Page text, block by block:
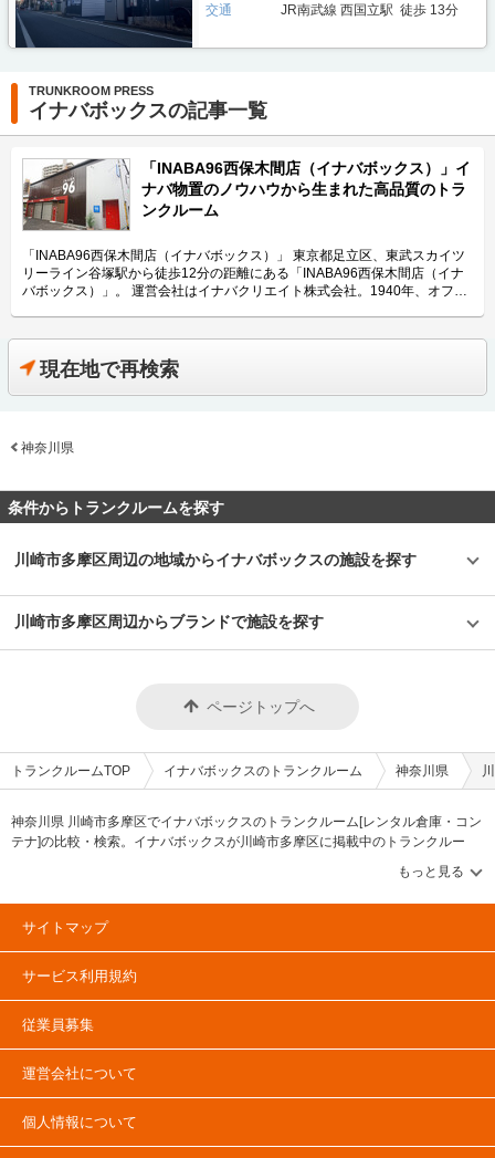
交通
JR南武線 西国立駅 徒歩 13分
TRUNKROOM PRESS
イナバボックスの記事一覧
「INABA96西保木間店（イナバボックス）」イ
ナバ物置のノウハウから生まれた高品質のトラ
ンクルーム
「INABA96西保木間店（イナバボックス）」 東京都足立区、東武スカイツ
リーライン谷塚駅から徒歩12分の距離にある「INABA96西保木間店（イナ
バボックス）」。 運営会社はイナバクリエイト株式会社。1940年、オフィ
たレンタル収納スペース「INABA96」や「イナバボックス」を運営してい
る会社です。 今回は、イナバクリエイト株式会社が運営している
「INABA96西保木間店（イナバボックス）」の特長や利用用途などをご紹
介します。 「INABA96西保木間店（イナバボックス）」の特長を教えてく
駐車場も完備しております。2階建てエレベーター付きの「INABA96西保木
お客さんの幅広いニーズに対応できるプレミアムトランクルームです。部室
には、断熱材仕様の二重構造の床・壁・天井を採用し耐久性を重視してお
イン性の工夫もしている高品質なトランクルームです。 主にどんな方がご
ています。主な収納物としては季節物やお洋服、趣味の道具や大切なコレク
ションなどが多いです。 大きめの部屋や外のガレージは、資材や工具置き
場として法人様の在庫管理などにもご利用いただいています。また、室内に
トアップしています。 イナバ物置の部屋にはピッキング対応キーを取り入
れ、出入口はセキュリティカードを使用し契約者様以外は入室できないので
2回社員による巡回も行っています。また、24時間365日いつでも対応いた
だける大手警備会社と導入しているため、万が一の時にも安心してご利用で
きます。 お客様の大切なお荷物を預かるため、空調・換気設備を整えてい
を行っているハイクオリティな収納空間を提供します。 費用や契約につい
て教えてください。 ご契約では、月々の利用料のほかに保証金と管理手数
円/税抜）などを差し引いた後、解約翌月末にお振込みにてご返金いたしま
さい。 内覧をご希望の場合はスタッフへお問い合わせください。施設の雰
い。 編集後記 スタイリッシュなデザインが特徴的な「INABA96」シリー
ズ。実際に伺ってみると、街に馴染むブラウン色をベースにしながらも、赤
やコーポレートカラーの青も映えるデザインだった。夜間は敷地内をライト
アップすることで、施設PRに加え防犯面にも効果的という。このデザイン
や機能なら女性も安心して利用できるというのも納得だ。このような細かい
工夫やデザインにもクリエイティブを発揮している同社らしさがうかがえ、
現在地で再検索
神奈川県
条件からトランクルームを探す
川崎市多摩区周辺の地域からイナバボックスの施設を探す
川崎市多摩区周辺からブランドで施設を探す
ページトップへ
トランクルームTOP イナバボックスのトランクルーム 神奈川県
神奈川県 川崎市多摩区でイナバボックスのトランクルーム[レンタル倉庫・コン
テナ]の比較・検索。イナバボックスが川崎市多摩区に掲載中のトランクルー
ム・レンタル倉庫・レンタルコンテナなどの収納スペースを、借りたい地域か
ら探して、広さ・料金[賃料]・セキュリティ・空調完備・24時間出し入れ可能な
どの希望条件で絞込み！豊富な物件数から様々な方法でご希望の収納スペース
を簡単に探せるトランクルーム情報サイトです。イナバボックスで気になるト
サイトマップ
サービス利用規約
従業員募集
運営会社について
個人情報について